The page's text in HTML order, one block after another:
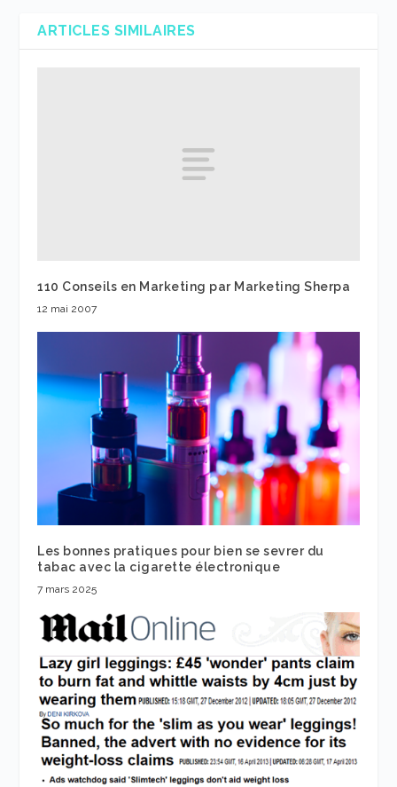
ARTICLES SIMILAIRES
110 Conseils en Marketing par Marketing Sherpa
12 mai 2007
Les bonnes pratiques pour bien se sevrer du
tabac avec la cigarette électronique
7 mars 2025